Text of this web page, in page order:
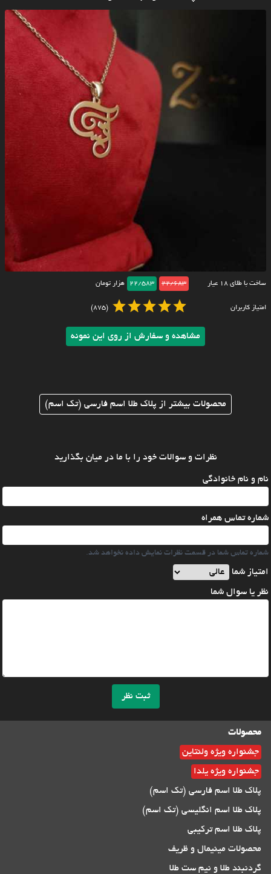
ساخت با طلای ۱۸ عیار 22/683
22/583 هزار تومان
امتیاز کاربران (875)
مشاهده و سفارش از روی این نمونه
محصولات بیشتر از پلاک طلا اسم فارسی (تک اسم)
نظرات و سوالات خود را با ما در میان بگذارید
نام و نام خانوادگی
شماره تماس همراه
شماره تماس شما در قسمت نظرات نمایش داده نخواهد شد.
امتیاز شما
نظر یا سوال شما
ثبت نظر
محصولات
جشنواره ویژه ولنتاین
جشنواره ویژه یلدا
پلاک طلا اسم فارسی (تک اسم)
پلاک طلا اسم انگلیسی (تک اسم)
پلاک طلا اسم ترکیبی
محصولات مینیمال و ظریف
گردنبند طلا و نیم ست طلا